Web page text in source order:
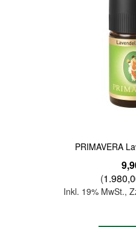
PRIMAVERA
(
Inkl. 19% MwSt.,